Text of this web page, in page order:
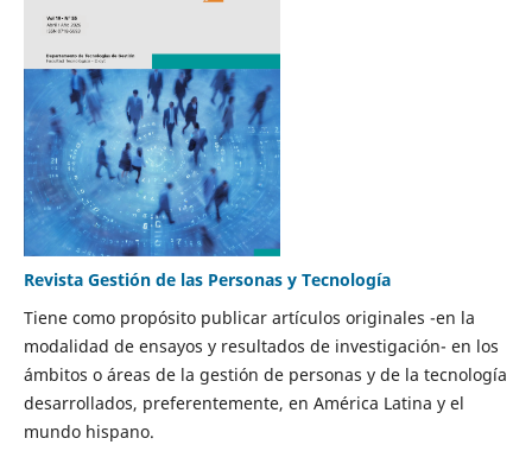
Revista Gestión de las Personas y Tecnología
Tiene como propósito publicar artículos originales -en la
modalidad de ensayos y resultados de investigación- en los
ámbitos o áreas de la gestión de personas y de la tecnología
desarrollados, preferentemente, en América Latina y el
mundo hispano.